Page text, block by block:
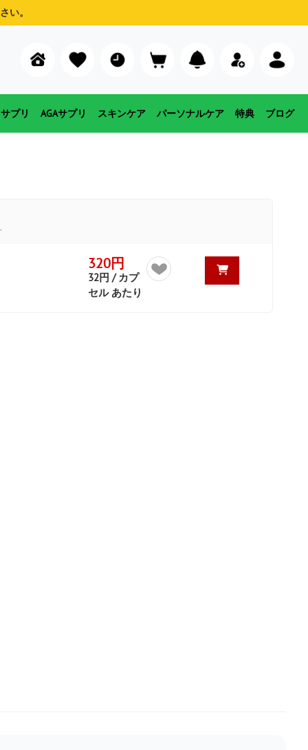
い。
プリ AGAサプリ スキンケア パーソナルケア 特典 ブログ
320円
32円 / カプ
セル あたり